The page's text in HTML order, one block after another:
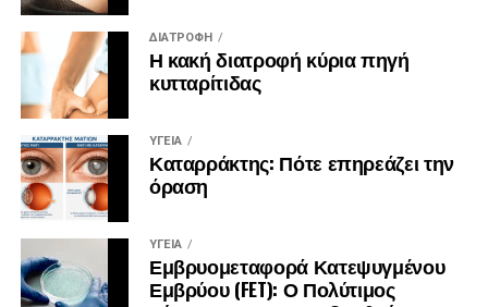
ΔΙΑΤΡΟΦΉ
Η κακή διατροφή κύρια πηγή
κυτταρίτιδας
ΥΓΕΊΑ
Καταρράκτης: Πότε επηρεάζει την
όραση
ΥΓΕΊΑ
Εμβρυομεταφορά Κατεψυγμένου
Εμβρύου (FET): Ο Πολύτιμος